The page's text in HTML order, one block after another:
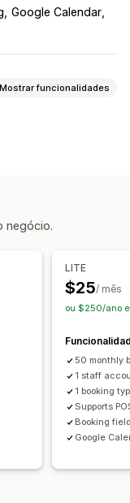
Google Calendar
Mostrar funcionalidades
por e-mail
negócio.
LITE
$25/ mês
ou $250/ano e
50 monthly
1 staff
1 booking
Supports
Booking
Google